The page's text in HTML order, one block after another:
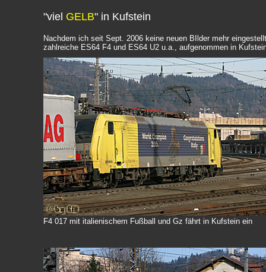
"viel GELB" in Kufstein
Nachdem ich seit Sept. 2006 keine neuen BIlder mehr
zahlreiche ES64 F4 und ES64 U2 u.a., aufgenommen in
F4 017 mit italienischem Fußball und Gz fährt in Kufstein ein